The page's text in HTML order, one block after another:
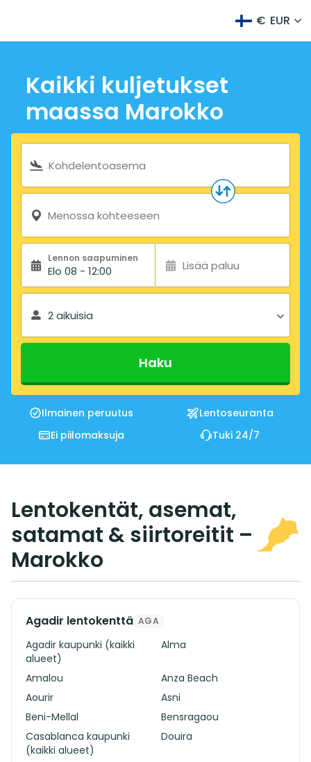
€ EUR
Kaikki kuljetukset
maassa Marokko
Hakulomake
Kohdelentoasema
Menossa kohteeseen
Lennon saapuminen
Elo 08 - 12:00 Lisää paluu
2 aikuisia
Haku
Ilmainen peruutus
Lentoseuranta
Ei piilomaksuja
Tuki 24/7
Lentokentät, asemat,
satamat & siirtoreitit –
Marokko
Agadir lentokenttä AGA
Agadir kaupunki (kaikki
alueet)
Alma
Amalou
Anza Beach
Aourir
Asni
Beni-Mellal
Bensragaou
Casablanca kaupunki
(kaikki alueet)
Douira